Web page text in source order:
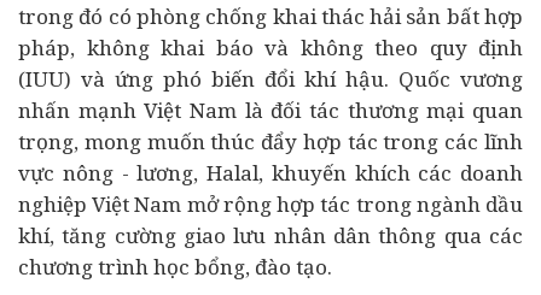
trong đó có phòng chống khai thác hải sản bất hợp
pháp, không khai báo và không theo quy định
(IUU) và ứng phó biến đổi khí hậu. Quốc vương
nhấn mạnh Việt Nam là đối tác thương mại quan
trọng, mong muốn thúc đẩy hợp tác trong các lĩnh
vực nông - lương, Halal, khuyến khích các doanh
nghiệp Việt Nam mở rộng hợp tác trong ngành dầu
khí, tăng cường giao lưu nhân dân thông qua các
chương trình học bổng, đào tạo.